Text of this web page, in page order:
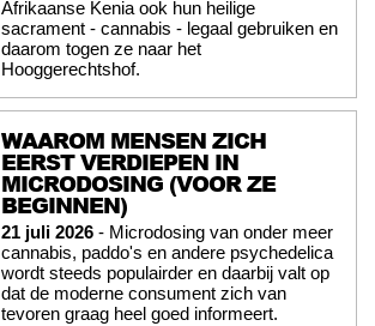
Afrikaanse Kenia ook hun heilige
sacrament - cannabis - legaal gebruiken en
daarom togen ze naar het
Hooggerechtshof.
WAAROM MENSEN ZICH
EERST VERDIEPEN IN
MICRODOSING (VOOR ZE
BEGINNEN)
21 juli 2026 - Microdosing van onder meer
cannabis, paddo's en andere psychedelica
wordt steeds populairder en daarbij valt op
dat de moderne consument zich van
tevoren graag heel goed informeert.